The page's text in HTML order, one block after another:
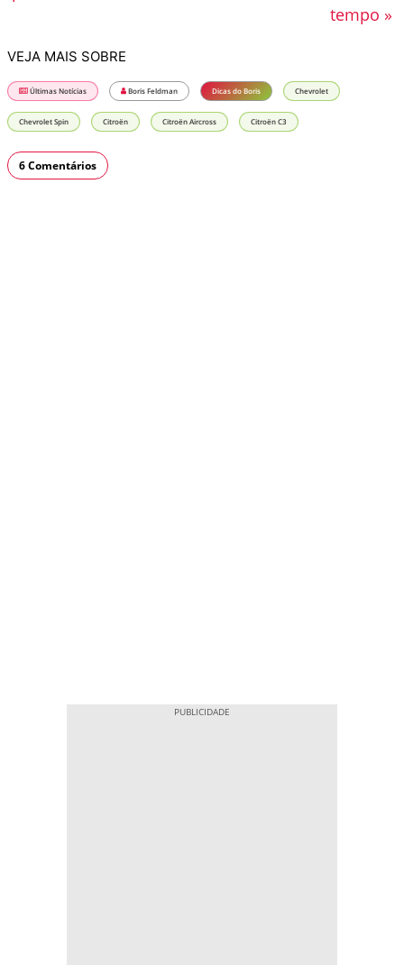
tempo »
VEJA MAIS SOBRE
Últimas Notícias Boris Feldman Dicas do Boris Chevrolet
Chevrolet Spin Citroën Citroën Aircross Citroën C3
6 Comentários